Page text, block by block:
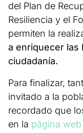
del Plan de
Resiliencia y el
permiten la
a enriquecer las
ciudadanía.
Para finalizar,
invitado a la
recordado que
en la página